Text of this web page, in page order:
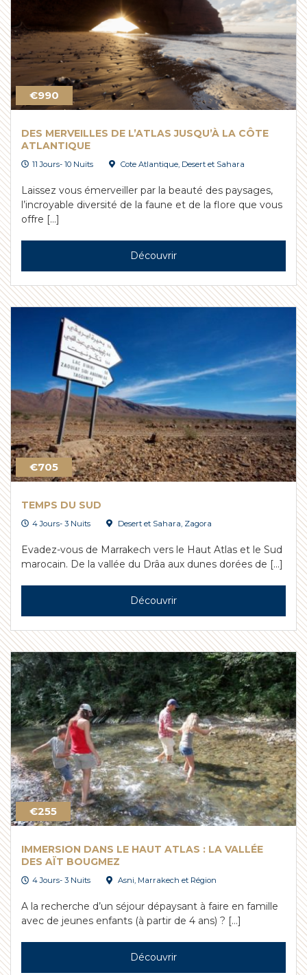
€990
DES MERVEILLES DE L’ATLAS JUSQU’À LA CÔTE
ATLANTIQUE
11 Jours- 10 Nuits Cote Atlantique, Desert et Sahara
Laissez vous émerveiller par la beauté des paysages,
l’incroyable diversité de la faune et de la flore que vous
offre […]
Découvrir
€705
TEMPS DU SUD
4 Jours- 3 Nuits Desert et Sahara Zagora
Evadez-vous de Marrakech vers le Haut Atlas et le Sud
marocain. De la vallée du Drâa aux dunes dorées de […]
Découvrir
€255
IMMERSION DANS LE HAUT ATLAS : LA VALLÉE
DES AÏT BOUGMEZ
4 Jours- 3 Nuits Asni, Marrakech et Région
A la recherche d’un séjour dépaysant à faire en famille
avec de jeunes enfants (à partir de 4 ans) ? […]
Découvrir